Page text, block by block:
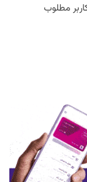
مطلوب